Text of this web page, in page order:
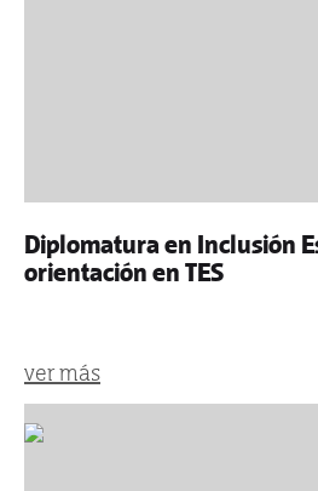
Diplomatura en Inclusión
orientación en TES
ver más